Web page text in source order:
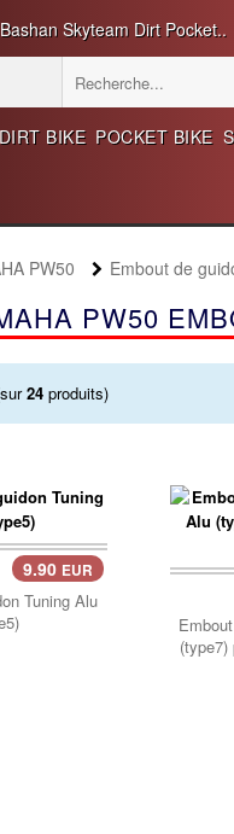
Skyteam Dirt Pocket..
DIRT BIKE POCKET BIKE
PW50 Embout de
PW50
24 produits)
9.90 EUR
Tuning Alu
(type7)